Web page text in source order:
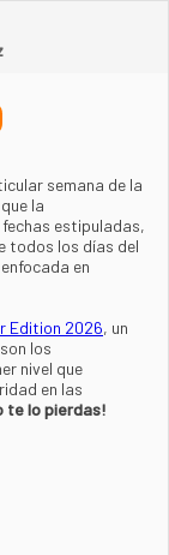
semana de la
la
estipuladas,
todos los días del
en
Edition 2026, un
los
nivel que
en las
te lo pierdas!